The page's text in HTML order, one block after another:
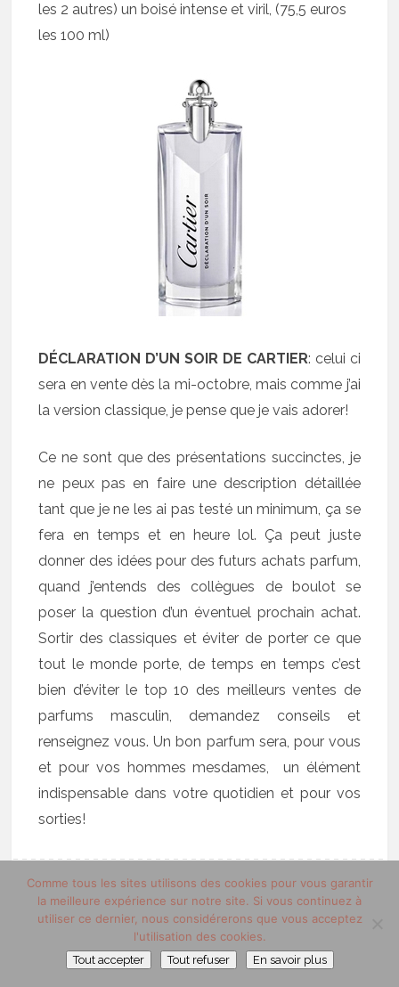
les 2 autres) un boisé intense et viril, (75,5 euros
les 100 ml)
DÉCLARATION D’UN SOIR DE CARTIER: celui ci
sera en vente dès la mi-octobre, mais comme j’ai
la version classique, je pense que je vais adorer!
Ce ne sont que des présentations succinctes, je
ne peux pas en faire une description détaillée
tant que je ne les ai pas testé un minimum, ça se
fera en temps et en heure lol. Ça peut juste
donner des idées pour des futurs achats parfum,
quand j’entends des collègues de boulot se
poser la question d’un éventuel prochain achat.
Sortir des classiques et éviter de porter ce que
tout le monde porte, de temps en temps c’est
bien d’éviter le top 10 des meilleurs ventes de
parfums masculin, demandez conseils et
renseignez vous. Un bon parfum sera, pour vous
et pour vos hommes mesdames, un élément
indispensable dans votre quotidien et pour vos
sorties!
18 AOÛT 2012 PAR TRUCS DE MEC
Comme tous les sites utilisons des cookies pour vous garantir
la meilleure expérience sur notre site. Si vous continuez à
utiliser ce dernier, nous considérerons que vous acceptez
l'utilisation des cookies.
Tout accepter Tout refuser En savoir plus